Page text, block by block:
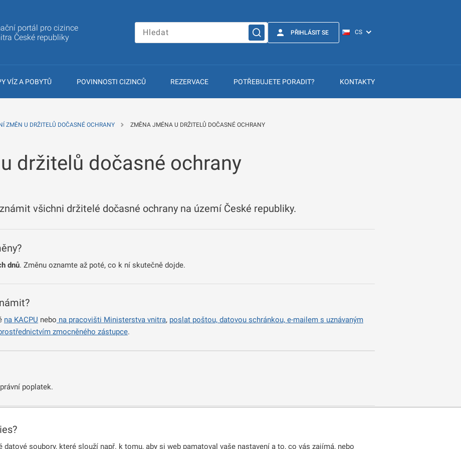
portál pro cizince
České republiky
PŘIHLÁSIT SE
VÍZ A POBYTŮ POVINNOSTI CIZINCŮ REZERVACE POTŘEBUJETE PORADIT? KONTAKTY
soubory, které slouží např. k tomu, aby si web pamatoval vaše nastavení a to, co vás zajímá, nebo
ZMĚN U DRŽITELŮ DOČASNÉ OCHRANY ZMĚNA JMÉNA U DRŽITELŮ DOČASNÉ OCHRANY
držitelů dočasné ochrany
všichni držitelé dočasné ochrany na území České republiky.
dnů. Změnu oznamte až poté, co k ní skutečně dojde.
na KACPU nebo na pracovišti Ministerstva vnitra, poslat poštou, datovou schránkou, e-mailem s uznávaným
zmocněného zástupce.
poplatek.
JMÉNA: